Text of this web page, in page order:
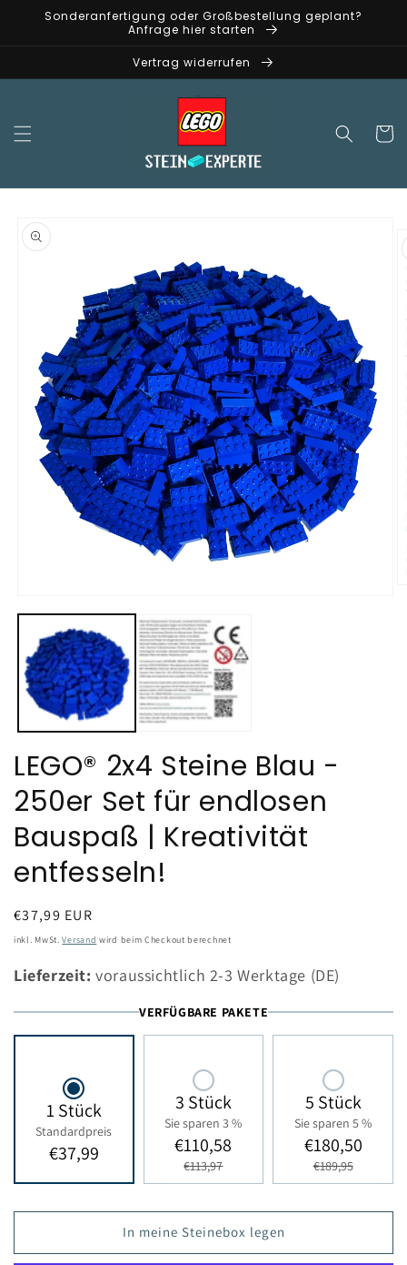
zumSonderanfertigung oder Großbestellung geplant?
Anfrage hier starten
Vertrag widerrufen
1
Modal
öffnen
LEGO® 2x4 Steine Blau -
250er Set für endlosen
Bauspaß | Kreativität
entfesseln!
Normaler
Preis
€37,99 EUR
inkl. MwSt.Versand wird beim Checkout berechnet
Lieferzeit: voraussichtlich 2-3 Werktage (DE)
VERFÜGBARE PAKETE
1 Stück
Standardpreis
€37,99
3 Stück
Sie sparen 3 %
€110,58
€113,97
5 Stück
Sie sparen 5 %
€180,50
€189,95
In meine Steinebox legen